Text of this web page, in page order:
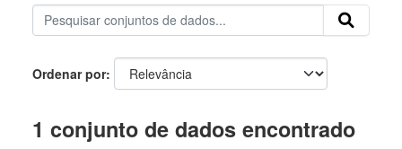
Ordenar por
1 conjunto de dados encontrado